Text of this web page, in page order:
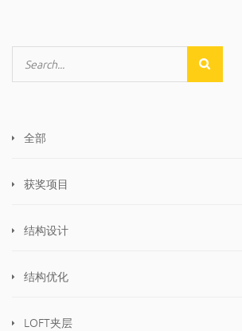
全部
获奖项目
结构设计
结构优化
LOFT夹层